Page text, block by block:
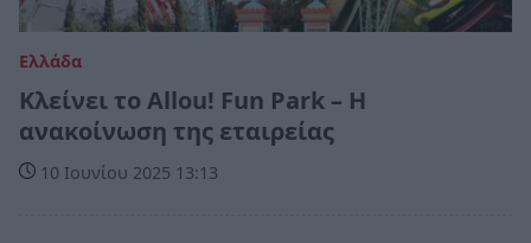
Ελλάδα
Κλείνει το Allou! Fun Park – Η
ανακοίνωση της εταιρείας
10 Ιουνίου 2025 13:13